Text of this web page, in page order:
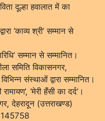
दूल्हा हवालात में का
‘काव्य श्री’ सम्मान से
सम्मान से सम्मानित।
समिति विकासनगर,
संस्थाओं द्वारा सम्मानित।
‘मेरी हँसी का दर्द’।
देहरादून (उत्तराखण्ड)